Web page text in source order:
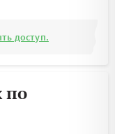
доступ.
по